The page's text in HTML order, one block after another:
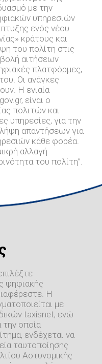
με την
υπηρεσιών
ενός νέου
κράτους και
του πολίτη στις
αιτήσεων
πλατφόρμες,
Οι ανάγκες
Η ενιαία
είναι ο
πολιτών και
υπηρεσίες, για την
απαντήσεων για
κάθε φορέα.
αλλαγή
του πολίτη”.
ψηφιακής
Η
με
taxisnet, ενώ
την οποία
ενδέχεται να
ταυτοποίησης
Αστυνομικής